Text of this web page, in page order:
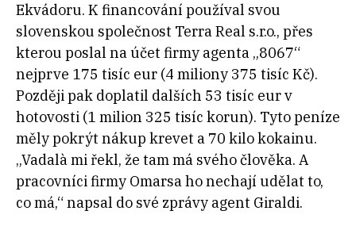
Ekvádoru. K financování používal svou
slovenskou společnost Terra Real s.r.o., přes
kterou poslal na účet firmy agenta „8067“
nejprve 175 tisíc eur (4 miliony 375 tisíc Kč).
Později pak doplatil dalších 53 tisíc eur v
hotovosti (1 milion 325 tisíc korun). Tyto peníze
měly pokrýt nákup krevet a 70 kilo kokainu.
„Vadalà mi řekl, že tam má svého člověka. A
pracovníci firmy Omarsa ho nechají udělat to,
co má,“ napsal do své zprávy agent Giraldi.